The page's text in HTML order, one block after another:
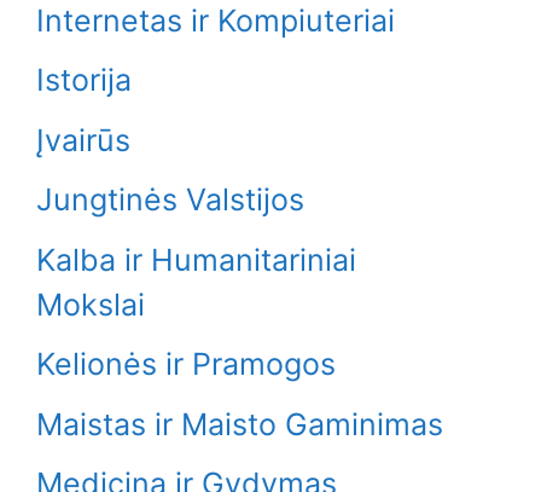
Internetas ir Kompiuteriai
Istorija
Įvairūs
Jungtinės Valstijos
Kalba ir Humanitariniai
Mokslai
Kelionės ir Pramogos
Maistas ir Maisto Gaminimas
Medicina ir Gydymas